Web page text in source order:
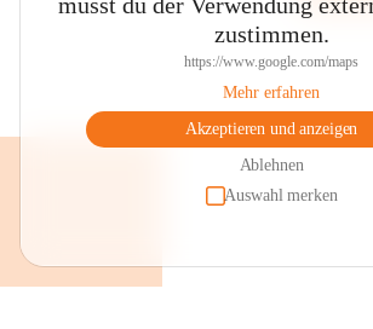
zustimmen.
https://www.google.com/maps
Mehr erfahren
Akzeptieren und anzeigen
Ablehnen
Auswahl merken